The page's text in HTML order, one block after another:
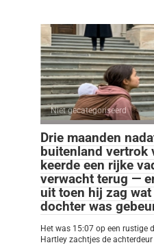
Niet gecategoriseerd
Drie maanden
buitenland vertrok
keerde een rijke
verwacht terug —
uit toen hij zag
dochter was
Het was 15:07 op een rustige
Hartley zachtjes de achterdeur